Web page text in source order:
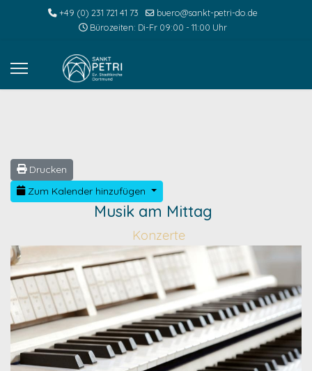
+49 (0) 231 721 41 73
buero@sankt-petri-do.de
Bürozeiten: Di-Fr 09:00 - 11:00 Uhr
Drucken
Zum Kalender hinzufügen
Musik am Mittag
Konzerte